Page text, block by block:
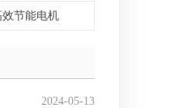
效节能电机
2024-05-13